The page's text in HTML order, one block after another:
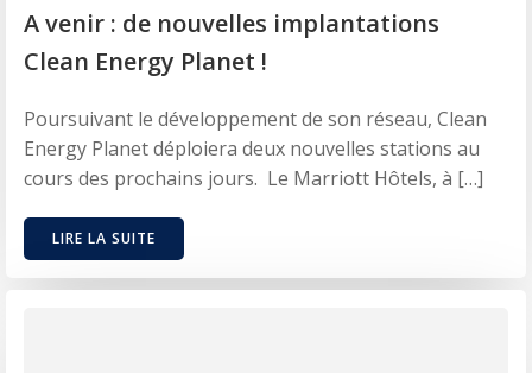
A venir : de nouvelles implantations
Clean Energy Planet !
Poursuivant le développement de son réseau, Clean
Energy Planet déploiera deux nouvelles stations au
cours des prochains jours. Le Marriott Hôtels, à […]
LIRE LA SUITE